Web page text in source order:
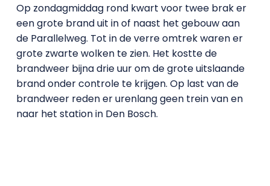
Op zondagmiddag rond kwart voor twee brak er
een grote brand uit in of naast het gebouw aan
de Parallelweg. Tot in de verre omtrek waren er
grote zwarte wolken te zien. Het kostte de
brandweer bijna drie uur om de grote uitslaande
brand onder controle te krijgen. Op last van de
brandweer reden er urenlang geen trein van en
naar het station in Den Bosch.